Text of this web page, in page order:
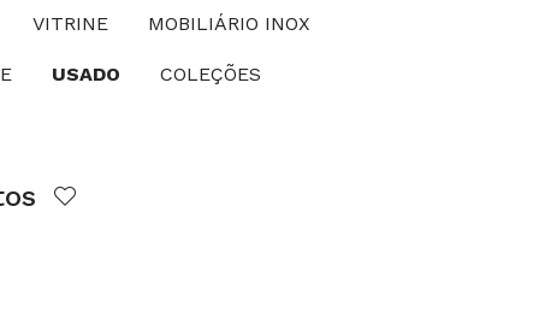
VITRINE MOBILIÁRIO INOX
USADO COLEÇÕES